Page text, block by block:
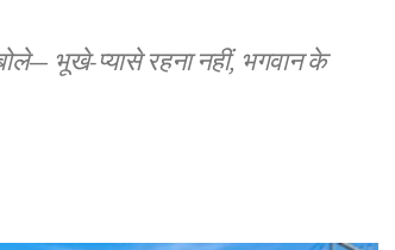
भूखे-प्यासे रहना नहीं, भगवान के